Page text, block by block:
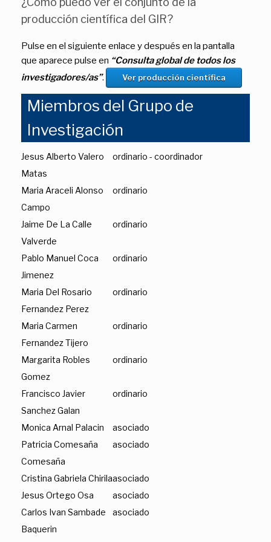
producción científica del GIR?
Pulse en el siguiente enlace y después en la pantalla
que aparece pulse en “Consulta global de todos los
investigadores/as”. Ver producción científica
Miembros del Grupo de
Investigación
Jesus Alberto Valero
Matas
ordinario - coordinador
Maria Araceli Alonso
Campo
ordinario
Jaime De La Calle
Valverde
ordinario
Pablo Manuel Coca
Jimenez
ordinario
Maria Del Rosario
Fernandez Perez
ordinario
Maria Carmen
Fernandez Tijero
ordinario
Margarita Robles
Gomez
ordinario
Francisco Javier
Sanchez Galan
ordinario
Monica Arnal Palacin
asociado
Patricia Comesaña
Comesaña
asociado
Cristina Gabriela Chirilaasociado
Jesus Ortego Osa
asociado
Carlos Ivan Sambade
Baquerin
asociado